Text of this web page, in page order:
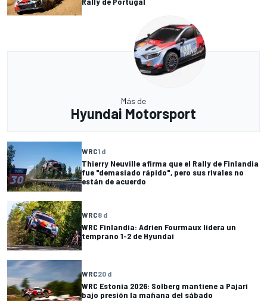
Más de
Hyundai Motorsport
WRC1 d
Thierry Neuville afirma que el Rally de Finlandia
fue "demasiado rápido", pero sus rivales no
están de acuerdo
WRC8 d
WRC Finlandia: Adrien Fourmaux lidera un
temprano 1-2 de Hyundai
WRC20 d
WRC Estonia 2026: Solberg mantiene a Pajari
bajo presión la mañana del sábado